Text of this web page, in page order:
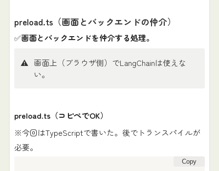
preload.ts（画面とバックエンドの仲介）
✅画面とバックエンドを仲介する処理。
⚠️ 画面上（ブラウザ側）でLangChainは使えな
い。
preload.ts（コピペでOK）
※今回はTypeScriptで書いた。後でトランスパイルが
必要。
Copy